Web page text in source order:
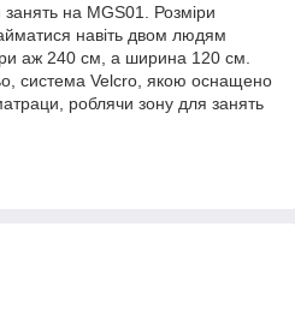
на MGS01. Розміри
навіть двом людям
аж 240 см, а ширина 120 см.
система Velcro, якою оснащено
роблячи зону для занять